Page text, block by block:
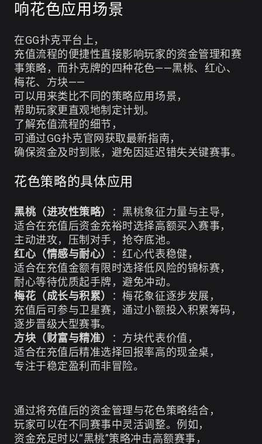
响花色应用场景
在GG扑克平台上，
充值流程的便捷性直接影响玩家的资金管理和赛
事策略，而扑克牌的四种花色——黑桃、红心、
梅花、方块——
可以用来类比不同的策略应用场景，
帮助玩家更直观地制定计划。
了解充值流程的细节，
可通过GG扑克官网 获取最新指南，
确保资金及时到账，避免因延迟错失关键赛事。
花色策略的具体应用
黑桃（进攻性策略）
：黑桃象征力量与主导，
适合在充值后资金充裕时选择高额买入赛事，
主动进攻，压制对手，抢夺底池。
红心（情感与耐心）
：红心代表稳健，
适合在充值金额有限时选择低风险的锦标赛，
耐心等待优质起手牌，避免冲动。
梅花（成长与积累）
：梅花象征逐步发展，
充值后可参与卫星赛，通过小额投入积累筹码，
逐步晋级大型赛事。
方块（财富与精准）
：方块代表价值，
适合在充值后精准选择回报率高的现金桌，
专注于稳定盈利而非冒险。
通过将充值后的资金管理与花色策略结合，
玩家可以在不同赛事中灵活调整。例如，
资金充足时以“黑桃”策略冲击高额赛事，